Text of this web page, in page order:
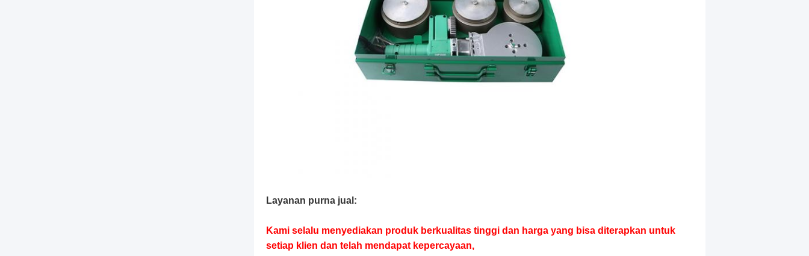
Layanan purna jual:
Kami selalu menyediakan produk berkualitas tinggi dan harga yang bisa diterapkan untuk
setiap klien dan telah mendapat kepercayaan,